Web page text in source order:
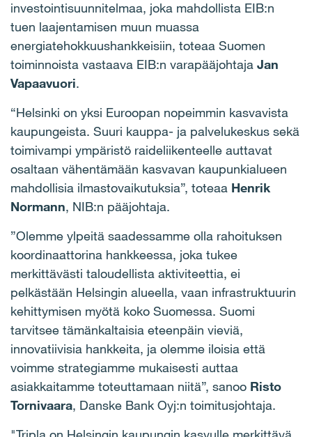
investointisuunnitelmaa, joka mahdollista EIB:n
tuen laajentamisen muun muassa
energiatehokkuushankkeisiin, toteaa Suomen
toiminnoista vastaava EIB:n varapääjohtaja Jan
Vapaavuori.
“Helsinki on yksi Euroopan nopeimmin kasvavista
kaupungeista. Suuri kauppa- ja palvelukeskus sekä
toimivampi ympäristö raideliikenteelle auttavat
osaltaan vähentämään kasvavan kaupunkialueen
mahdollisia ilmastovaikutuksia”, toteaa Henrik
Normann, NIB:n pääjohtaja.
”Olemme ylpeitä saadessamme olla rahoituksen
koordinaattorina hankkeessa, joka tukee
merkittävästi taloudellista aktiviteettia, ei
pelkästään Helsingin alueella, vaan infrastruktuurin
kehittymisen myötä koko Suomessa. Suomi
tarvitsee tämänkaltaisia eteenpäin vieviä,
innovatiivisia hankkeita, ja olemme iloisia että
voimme strategiamme mukaisesti auttaa
asiakkaitamme toteuttamaan niitä”, sanoo Risto
Tornivaara, Danske Bank Oyj:n toimitusjohtaja.